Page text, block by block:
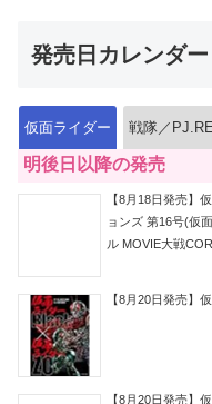
発売日カレンダー
仮面ライダー 戦隊／
明後日以降の発売
【8月18日発売】
ョンズ 第16号(仮
ル MOVIE大戦
【8月20日発売
【8月20日発売